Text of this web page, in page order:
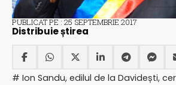
PUBLICAT PE : 25 SEPTEMBRIE 2017
Distribuie știrea
# Ion Sandu, edilul de la Davidești,